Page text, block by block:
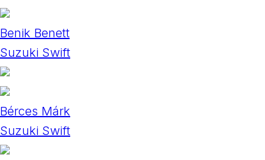
Benik Benett
Suzuki Swift
Bérces Márk
Suzuki Swift